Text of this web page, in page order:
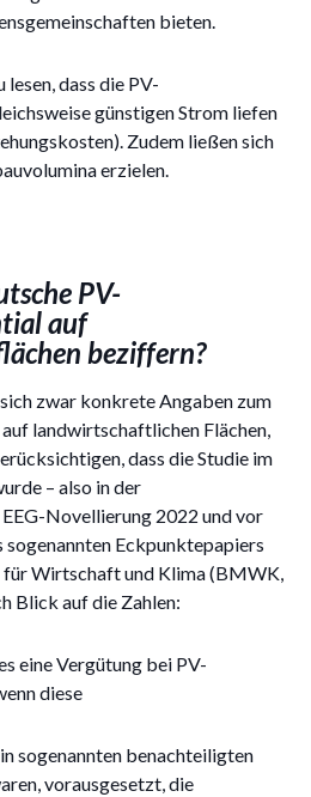
bieten.
dass die PV-
günstigen Strom liefen
Zudem ließen sich
erzielen.
PV-
auf
beziffern?
zwar konkrete Angaben zum
landwirtschaftlichen Flächen,
dass die Studie im
– also in der
Novellierung 2022 und vor
Eckpunktepapiers
für Wirtschaft und Klima (BMWK,
Blick auf die Zahlen:
eine Vergütung bei PV-
diese
sogenannten benachteiligten
vorausgesetzt, die